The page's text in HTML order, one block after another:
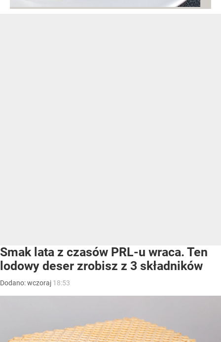
Smak lata z czasów PRL-u wraca. Ten
lodowy deser zrobisz z 3 składników
Dodano:wczoraj 18:53